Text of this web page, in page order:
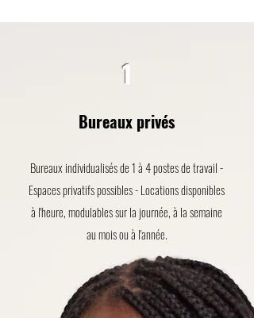
1
Bureaux privés
Bureaux individualisés de 1 à 4 postes de travail -
Espaces privatifs possibles - Locations disponibles
à l'heure, modulables sur la journée, à la semaine
au mois ou à l'année.